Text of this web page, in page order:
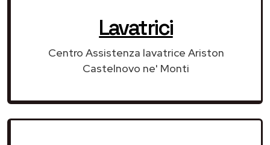
Lavatrici
Centro Assistenza lavatrice Ariston
Castelnovo ne' Monti